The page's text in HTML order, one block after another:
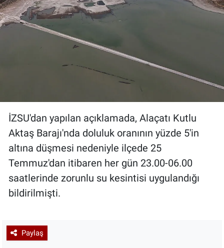
İZSU'dan yapılan açıklamada, Alaçatı Kutlu
Aktaş Barajı'nda doluluk oranının yüzde 5'in
altına düşmesi nedeniyle ilçede 25
Temmuz'dan itibaren her gün 23.00-06.00
saatlerinde zorunlu su kesintisi uygulandığı
bildirilmişti.
Paylaş